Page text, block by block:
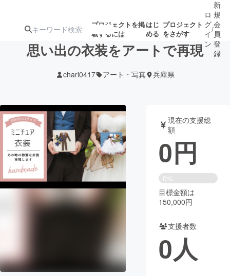
プロジェクトを掲
載するには
はじ
める
プロジェクト
をさがす
アート・写真
テクノロジー・ガジェット ゲーム・サ
映像・映画 書籍・雑誌
チャレンジ
ロ
グ
イ
ン
/
新
規
会
員
登
録
思い出の衣装をアートで再現
chari0417 アート・写真 兵庫県
現在の支援総
額
0円
0%
目標金額は
150,000円
支援者数
0人